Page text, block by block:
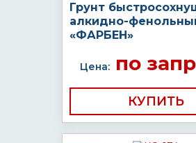
Грунт
алкидно-
«ФАРБЕН»
Цена:по
КУПИТЬ